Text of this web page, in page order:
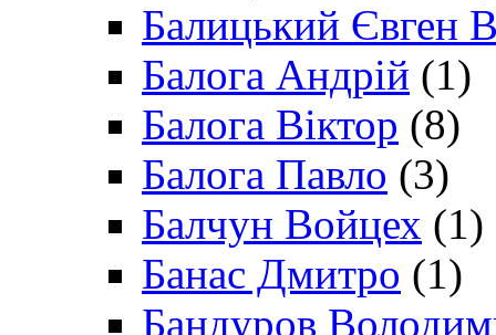
Балицький Євген
Балога Андрій (1)
Балога Віктор (8)
Балога Павло (3)
Балчун Войцех (1)
Банас Дмитро (1)
Бандуров